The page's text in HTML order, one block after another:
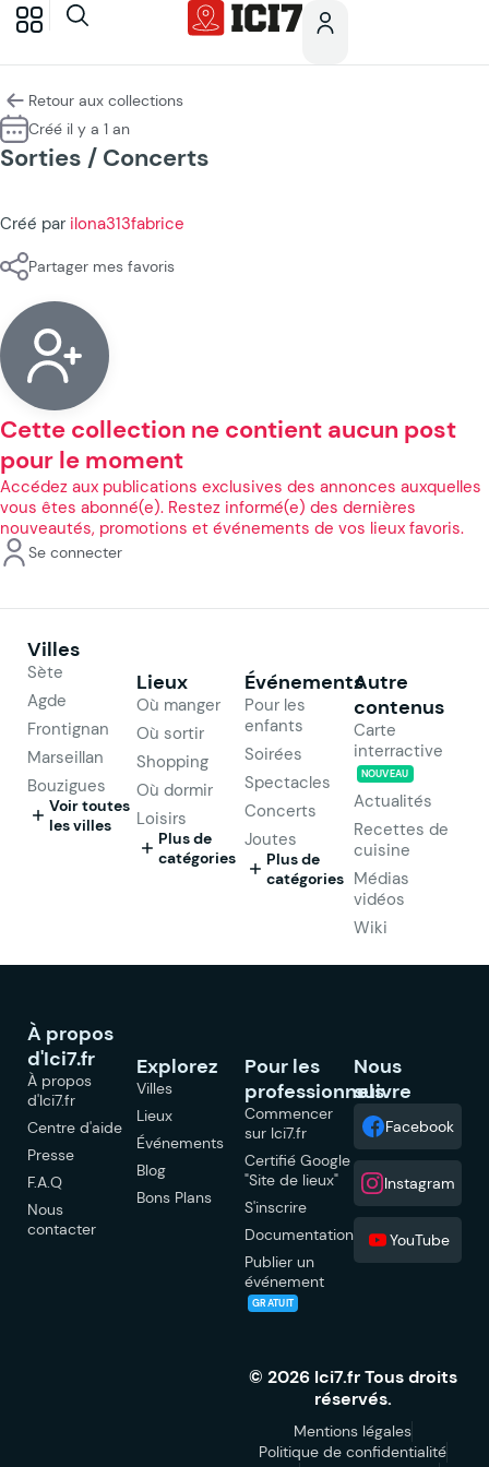
Retour aux collections
Créé il y a 1 an
Sorties / Concerts
Créé par ilona313fabrice
Partager mes favoris
Cette collection ne contient aucun post
pour le moment
Accédez aux publications exclusives des annonces auxquelles
vous êtes abonné(e). Restez informé(e) des dernières
nouveautés, promotions et événements de vos lieux favoris.
Se connecter
Villes
Sète
Agde
Frontignan
Marseillan
Bouzigues
Voir toutes
les villes
Lieux
Où manger
Où sortir
Shopping
Où dormir
Loisirs
Plus de
catégories
Événements
Pour les
enfants
Soirées
Spectacles
Concerts
Joutes
Plus de
catégories
Autre
contenus
Carte
interractive
NOUVEAU
Actualités
Recettes de
cuisine
Médias
vidéos
Wiki
À propos
d'Ici7.fr
À propos
d'Ici7.fr
Centre d'aide
Presse
F.A.Q
Nous
contacter
Explorez
Villes
Lieux
Événements
Blog
Bons Plans
Pour les
professionnels
Commencer
sur Ici7.fr
Certifié Google
"Site de lieux"
S'inscrire
Documentation
Publier un
événement
GRATUIT
Nous
suivre
Facebook
Instagram
YouTube
© 2026 Ici7.fr Tous droits
réservés.
Mentions légales
Politique de confidentialité